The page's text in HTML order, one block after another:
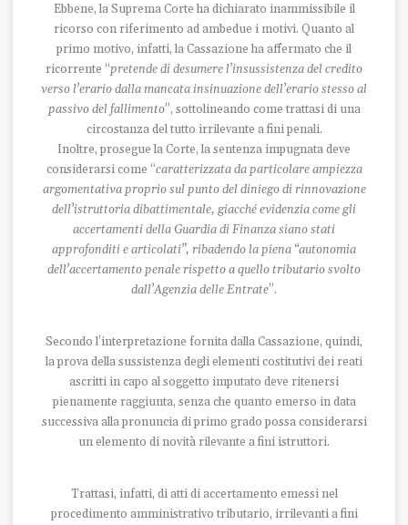
Ebbene, la Suprema Corte ha dichiarato inammissibile il
ricorso con riferimento ad ambedue i motivi. Quanto al
primo motivo, infatti, la Cassazione ha affermato che il
ricorrente “pretende di desumere l’insussistenza del credito
verso l’erario dalla mancata insinuazione dell’erario stesso al
passivo del fallimento”, sottolineando come trattasi di una
circostanza del tutto irrilevante a fini penali.
Inoltre, prosegue la Corte, la sentenza impugnata deve
considerarsi come “caratterizzata da particolare ampiezza
argomentativa proprio sul punto del diniego di rinnovazione
dell’istruttoria dibattimentale, giacché evidenzia come gli
accertamenti della Guardia di Finanza siano stati
approfonditi e articolati”, ribadendo la piena “autonomia
dell’accertamento penale rispetto a quello tributario svolto
dall’Agenzia delle Entrate”.
Secondo l’interpretazione fornita dalla Cassazione, quindi,
la prova della sussistenza degli elementi costitutivi dei reati
ascritti in capo al soggetto imputato deve ritenersi
pienamente raggiunta, senza che quanto emerso in data
successiva alla pronuncia di primo grado possa considerarsi
un elemento di novità rilevante a fini istruttori.
Trattasi, infatti, di atti di accertamento emessi nel
procedimento amministrativo tributario, irrilevanti a fini